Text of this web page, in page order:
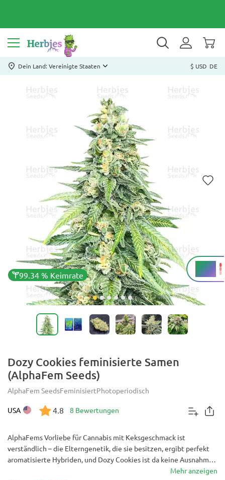
Dein Land: Vereinigte Staaten $ USD DE
99.34 % Keimrate
25 %
THC
Dozy Cookies feminisierte Samen
(AlphaFem Seeds)
AlphaFem SeedsFeminisiertPhotoperiodisch
USA 4.8 8 Bewertungen
AlphaFems Vorliebe für Cannabis mit Keksgeschmack ist
verständlich – die Elterngenetik, die sie besitzen, ergibt perfekt
aromatisierte Hybriden, und Dozy Cookies ist da keine Ausnahme.
Ihre leckere, karamelartige Süße wird nur von ihrer PotenzMehr anzeigen